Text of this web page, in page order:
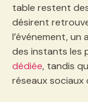
table restent
désirent
l’événement,
des instants les
dédiée, tandis
réseaux sociaux